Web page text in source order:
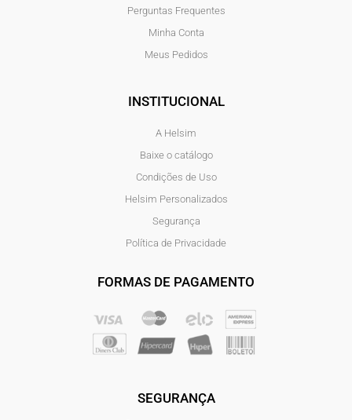
Perguntas Frequentes
Minha Conta
Meus Pedidos
INSTITUCIONAL
A Helsim
Baixe o catálogo
Condições de Uso
Helsim Personalizados
Segurança
Política de Privacidade
FORMAS DE PAGAMENTO
SEGURANÇA